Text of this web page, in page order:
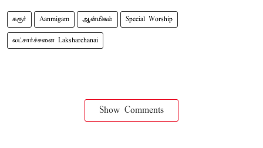
கரூர் Aanmigam ஆன்மிகம் Special Worship
லட்சார்ச்சனை Laksharchanai
Show Comments